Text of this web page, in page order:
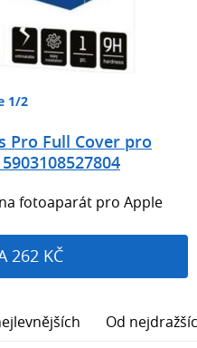
1/2
Pro Full Cover pro
fotoaparát pro Apple
262 KČ
Od